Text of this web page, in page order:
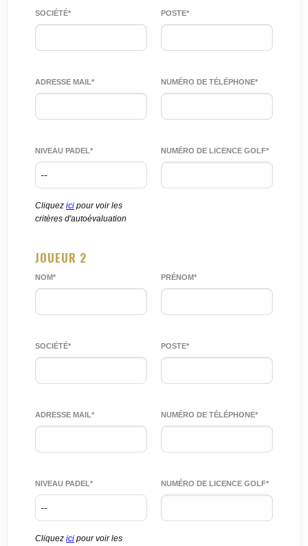
SOCIÉTÉ* POSTE*
ADRESSE MAIL* NUMÉRO DE TÉLÉPHONE*
NIVEAU PADEL*
Cliquez ici pour voir les
critères d'autoévaluation
NUMÉRO DE LICENCE GOLF*
JOUEUR 2
NOM* PRÉNOM*
SOCIÉTÉ* POSTE*
ADRESSE MAIL* NUMÉRO DE TÉLÉPHONE*
NIVEAU PADEL*
Cliquez ici pour voir les
NUMÉRO DE LICENCE GOLF*